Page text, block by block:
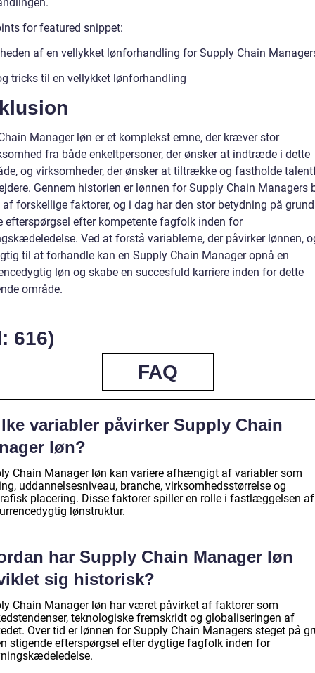
for featured snippet:
af en vellykket lønforhandling for Supply Chain
tricks til en vellykket lønforhandling
Manager løn er et komplekst emne, der kræver stor
fra både enkeltpersoner, der ønsker at indtræde i dette
og virksomheder, der ønsker at tiltrække og fastholde
Gennem historien er lønnen for Supply Chain Managers
forskellige faktorer, og i dag har den stor betydning på
efterspørgsel efter kompetente fagfolk inden for
Ved at forstå variablerne, der påvirker lønnen,
til at forhandle kan en Supply Chain Manager opnå en
løn og skabe en succesfuld karriere inden for dette
område.
616)
FAQ
variabler påvirker Supply Chain
løn?
Chain Manager løn kan variere afhængigt af variabler som
uddannelsesniveau, branche, virksomhedsstørrelse og
placering. Disse faktorer spiller en rolle i fastlæggelsen
lønstruktur.
har Supply Chain Manager løn
sig historisk?
Chain Manager løn har været påvirket af faktorer som
teknologiske fremskridt og globaliseringen af
Over tid er lønnen for Supply Chain Managers steget på
stigende efterspørgsel efter dygtige fagfolk inden for